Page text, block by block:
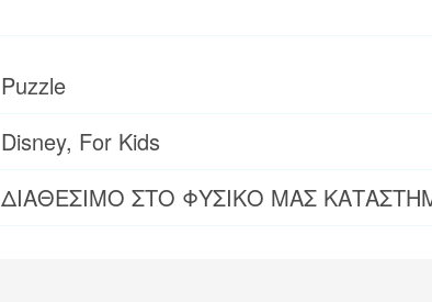
Puzzle
Disney, For Kids
ΔΙΑΘΕΣΙΜΟ ΣΤΟ ΦΥΣΙΚΟ ΜΑΣ